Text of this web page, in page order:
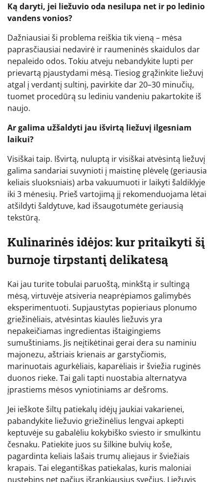
Ką daryti, jei liežuvio oda nesilupa net ir po ledinio
vandens vonios?
Dažniausiai ši problema reiškia tik vieną – mėsa
paprasčiausiai nedavirė ir raumeninės skaidulos dar
nepaleido odos. Tokiu atveju nebandykite lupti per
prievartą pjaustydami mėsą. Tiesiog grąžinkite liežuvį
atgal į verdantį sultinį, pavirkite dar 20–30 minučių,
tuomet procedūrą su lediniu vandeniu pakartokite iš
naujo.
Ar galima užšaldyti jau išvirtą liežuvį ilgesniam
laikui?
Visiškai taip. Išvirtą, nuluptą ir visiškai atvėsintą liežuvį
galima sandariai suvynioti į maistinę plėvelę (geriausia
keliais sluoksniais) arba vakuumuoti ir laikyti šaldiklyje
iki 3 mėnesių. Prieš vartojimą jį rekomenduojama lėtai
atšildyti šaldytuve, kad išsaugotumėte geriausią
tekstūrą.
Kulinarinės idėjos: kur pritaikyti šį
burnoje tirpstantį delikatesą
Kai jau turite tobulai paruoštą, minkštą ir sultingą
mėsą, virtuvėje atsiveria neaprėpiamos galimybės
eksperimentuoti. Supjaustytas popieriaus plonumo
griežinėliais, atvėsintas kiaulės liežuvis yra
nepakeičiamas ingredientas ištaigingiems
sumuštiniams. Jis neįtikėtinai gerai dera su naminiu
majonezu, aštriais krienais ar garstyčiomis,
marinuotais agurkėliais, kaparėliais ir šviežia ruginės
duonos rieke. Tai gali tapti nuostabia alternatyva
įprastiems mėsos vyniotiniams ar dešroms.
Jei ieškote šiltų patiekalų idėjų jaukiai vakarienei,
pabandykite liežuvio griežinėlius lengvai apkepti
keptuvėje su gabalėliu kokybiško sviesto ir smulkintu
česnaku. Patiekite juos su šilkine bulvių koše,
pagardinta keliais lašais trumų aliejaus ir šviežiais
krapais. Tai elegantiškas patiekalas, kuris maloniai
nustebins net pačius išrankiausius svečius. Liežuvis